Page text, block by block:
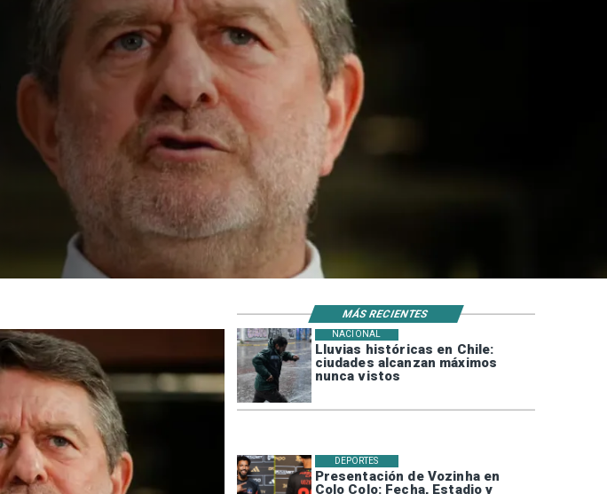
Lluvias históricas en Chile:
ciudades alcanzan máximos
nunca vistos
NACIONAL
Presentación de Vozinha en
Colo Colo: Fecha, Estadio y
DEPORTES
MÁS RECIENTES